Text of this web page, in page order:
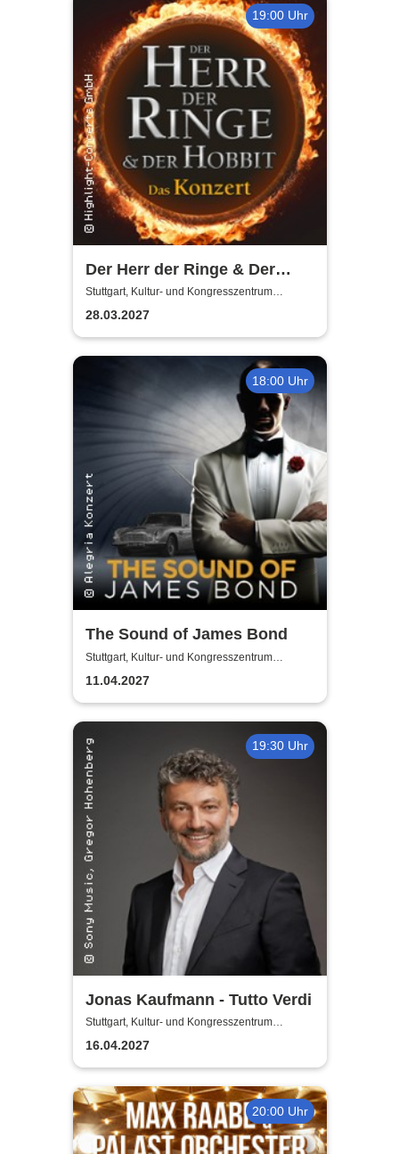
19:00 Uhr
Der Herr der Ringe & Der
Hobbit - Das Konzert
Stuttgart, Kultur- und Kongresszentrum
Liederhalle Stuttgart
28.03.2027
18:00 Uhr
The Sound of James Bond
Stuttgart, Kultur- und Kongresszentrum
Liederhalle Stuttgart
11.04.2027
19:30 Uhr
Jonas Kaufmann - Tutto Verdi
Stuttgart, Kultur- und Kongresszentrum
Liederhalle Stuttgart
16.04.2027
20:00 Uhr